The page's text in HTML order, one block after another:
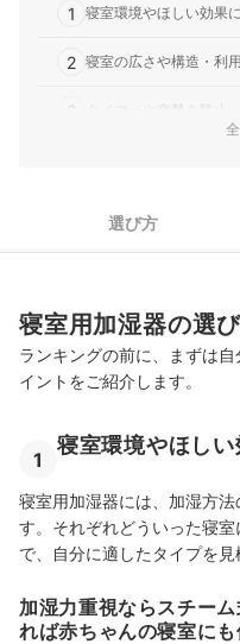
1 寝室環境やほしい効果
2 寝室の広さや構造・利
3 タイマーや空焚き防止
GOOD
乾燥しやすい寝室でこそ、加湿
どこでも手軽に加湿したい人
選び方
寝室用加湿器の選
ランキングの前に、まずは
イントをご紹介します。
1
寝室環境やほし
寝室用加湿器には、加湿方
す。それぞれどういった寝
で、自分に適したタイプを見
加湿力重視ならスチー
れば赤ちゃんの寝室に